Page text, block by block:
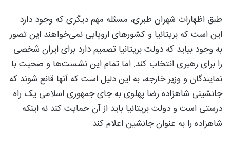
طبق اظهارات شهران طبری، مسئله مهم دیگری که وجود دارد
این است که بریتانیا و کشورهای اروپایی نمی‌خواهند این تصور
به وجود بیاید که دولت بریتانیا تصمیم دارد برای ایران شخصی
را برای رهبری انتخاب کند. اما تمام این نشست‌ها و صحبت با
نمایندگان و وزیر خارجه، به این دلیل است که آنها قانع شوند که
جانشینی شاهزاده رضا پهلوی به جای جمهوری اسلامی یک راه
درستی است و دولت بریتانیا باید از آن حمایت کند نه اینکه
شاهزاده را به عنوان جانشین اعلام کند.